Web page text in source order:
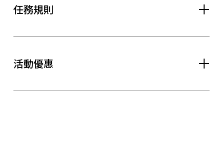
任務規則
活動優惠